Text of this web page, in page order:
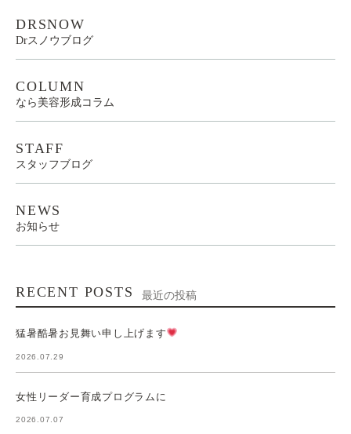
DRSNOW
Drスノウブログ
COLUMN
なら美容形成コラム
STAFF
スタッフブログ
NEWS
お知らせ
RECENT POSTS 最近の投稿
猛暑酷暑お見舞い申し上げます
2026.07.29
女性リーダー育成プログラムに
2026.07.07